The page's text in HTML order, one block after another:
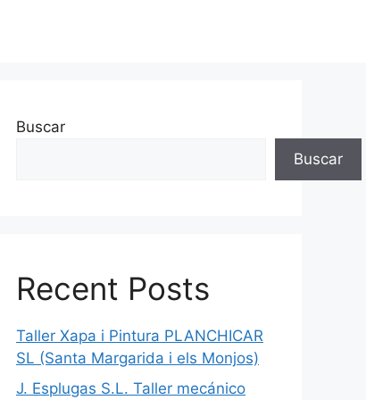
Buscar
Buscar
Recent Posts
Taller Xapa i Pintura PLANCHICAR
SL (Santa Margarida i els Monjos)
J. Esplugas S.L. Taller mecánico